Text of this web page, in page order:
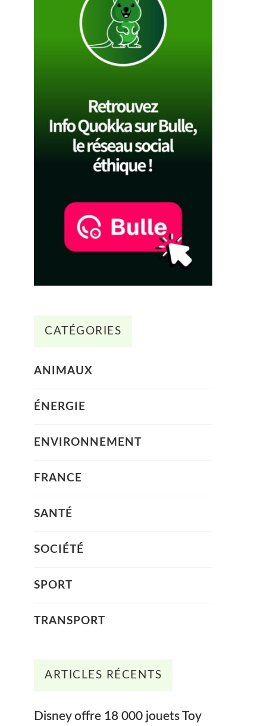
CATÉGORIES
ANIMAUX
ÉNERGIE
ENVIRONNEMENT
FRANCE
SANTÉ
SOCIÉTÉ
SPORT
TRANSPORT
ARTICLES RÉCENTS
Disney offre 18 000 jouets Toy